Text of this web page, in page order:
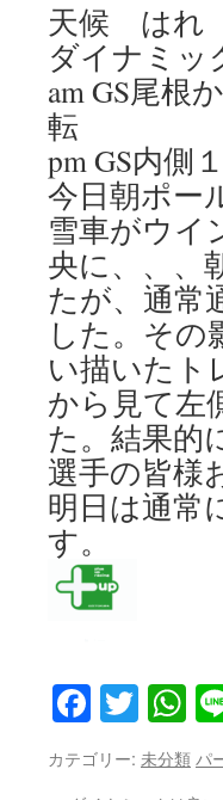
キ
プ
天候 はれ
ダイナミッ
am GS尾根
転
pm GS内側
今日朝ポー
雪車がウイ
央に、、、
たが、通常
した。その
い描いたト
から見て左
た。結果的
選手の皆様
明日は通常
す。
カテゴリー: 未分類パ